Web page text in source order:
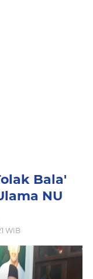
Bala'
NU
WIB